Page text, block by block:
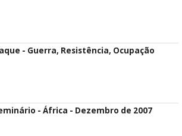
- Guerra, Resistência, Ocupação
- África - Dezembro de 2007